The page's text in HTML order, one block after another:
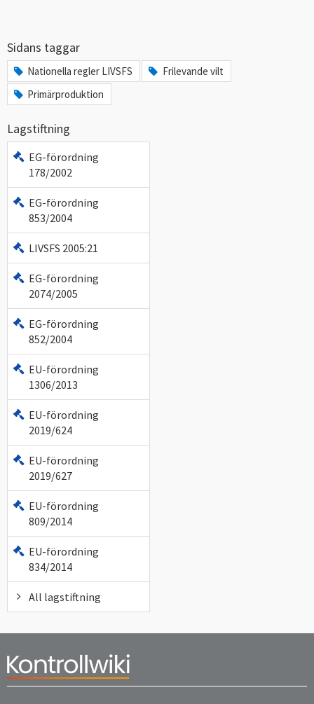
Sidans taggar
Nationella regler LIVSFS
Frilevande vilt
Primärproduktion
Lagstiftning
EG-förordning
178/2002
EG-förordning
853/2004
LIVSFS 2005:21
EG-förordning
2074/2005
EG-förordning
852/2004
EU-förordning
1306/2013
EU-förordning
2019/624
EU-förordning
2019/627
EU-förordning
809/2014
EU-förordning
834/2014
All lagstiftning